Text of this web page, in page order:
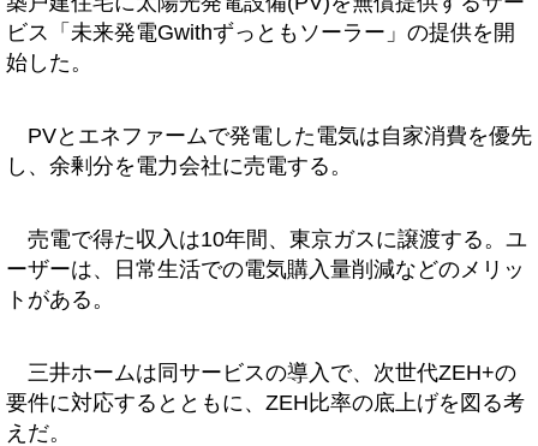
ビス「未来発電Gwithずっともソーラー」の提供を開
始した。
PVとエネファームで発電した電気は自家消費を優先
し、余剰分を電力会社に売電する。
売電で得た収入は10年間、東京ガスに譲渡する。ユ
ーザーは、日常生活での電気購入量削減などのメリッ
トがある。
三井ホームは同サービスの導入で、次世代ZEH+の
要件に対応するとともに、ZEH比率の底上げを図る考
えだ。